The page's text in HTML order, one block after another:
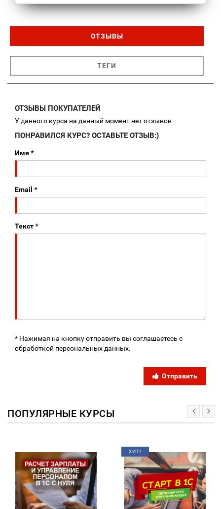
ОТЗЫВЫ
ТЕГИ
ОТЗЫВЫ ПОКУПАТЕЛЕЙ
У данного курса на данный момент нет отзывов
ПОНРАВИЛСЯ КУРС? ОСТАВЬТЕ ОТЗЫВ:)
Имя *
Email *
Текст*
* Нажимая на кнопку отправить вы соглашаетесь с
обработкой персональных данных.
Отправить
ПОПУЛЯРНЫЕ КУРСЫ
ХИТ!